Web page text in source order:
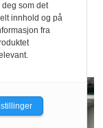
for
som det
innhold og på
fra